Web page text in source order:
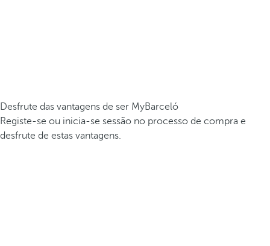
Desfrute das vantagens de ser MyBarceló
Registe-se ou inicia-se sessão no processo de compra e
desfrute de estas vantagens.